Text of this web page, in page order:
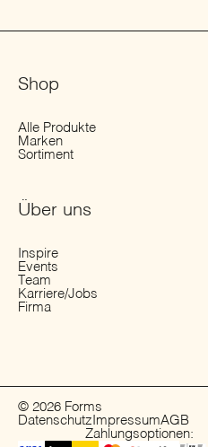
Shop
Alle Produkte
Marken
Sortiment
Über uns
Inspire
Events
Team
Karriere/Jobs
Firma
© 2026 Forms
Datenschutz ImpressumAGB
Zahlungsoptionen: